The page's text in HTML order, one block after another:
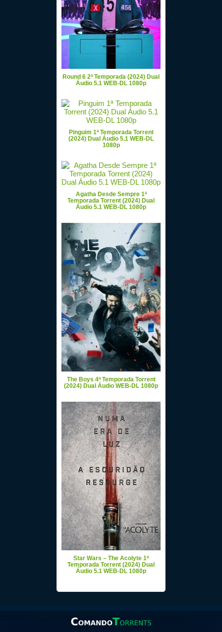
Round 6 2ª Temporada (2024) Dual
Áudio 5.1 WEB-DL 1080p
Pinguim 1ª Temporada Torrent
(2024) Dual Áudio 5.1 WEB-DL
1080p
Agatha Desde Sempre 1ª
Temporada Torrent (2024) Dual
Áudio 5.1 WEB-DL 1080p
The Boys 4ª Temporada Torrent
(2024) Dual Áudio WEB-DL 1080p
Star Wars – The Acolyte 1ª
Temporada Torrent (2024) Dual
Áudio 5.1 WEB-DL 1080p